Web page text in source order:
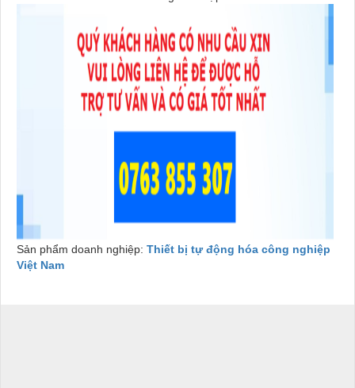
Sản phẩm doanh nghiệp: Thiết bị tự động hóa công nghiệp
Việt Nam